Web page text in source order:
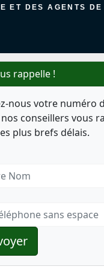
ET DES AGENTS
rappelle !
nous votre numéro
conseillers vous
plus brefs délais.